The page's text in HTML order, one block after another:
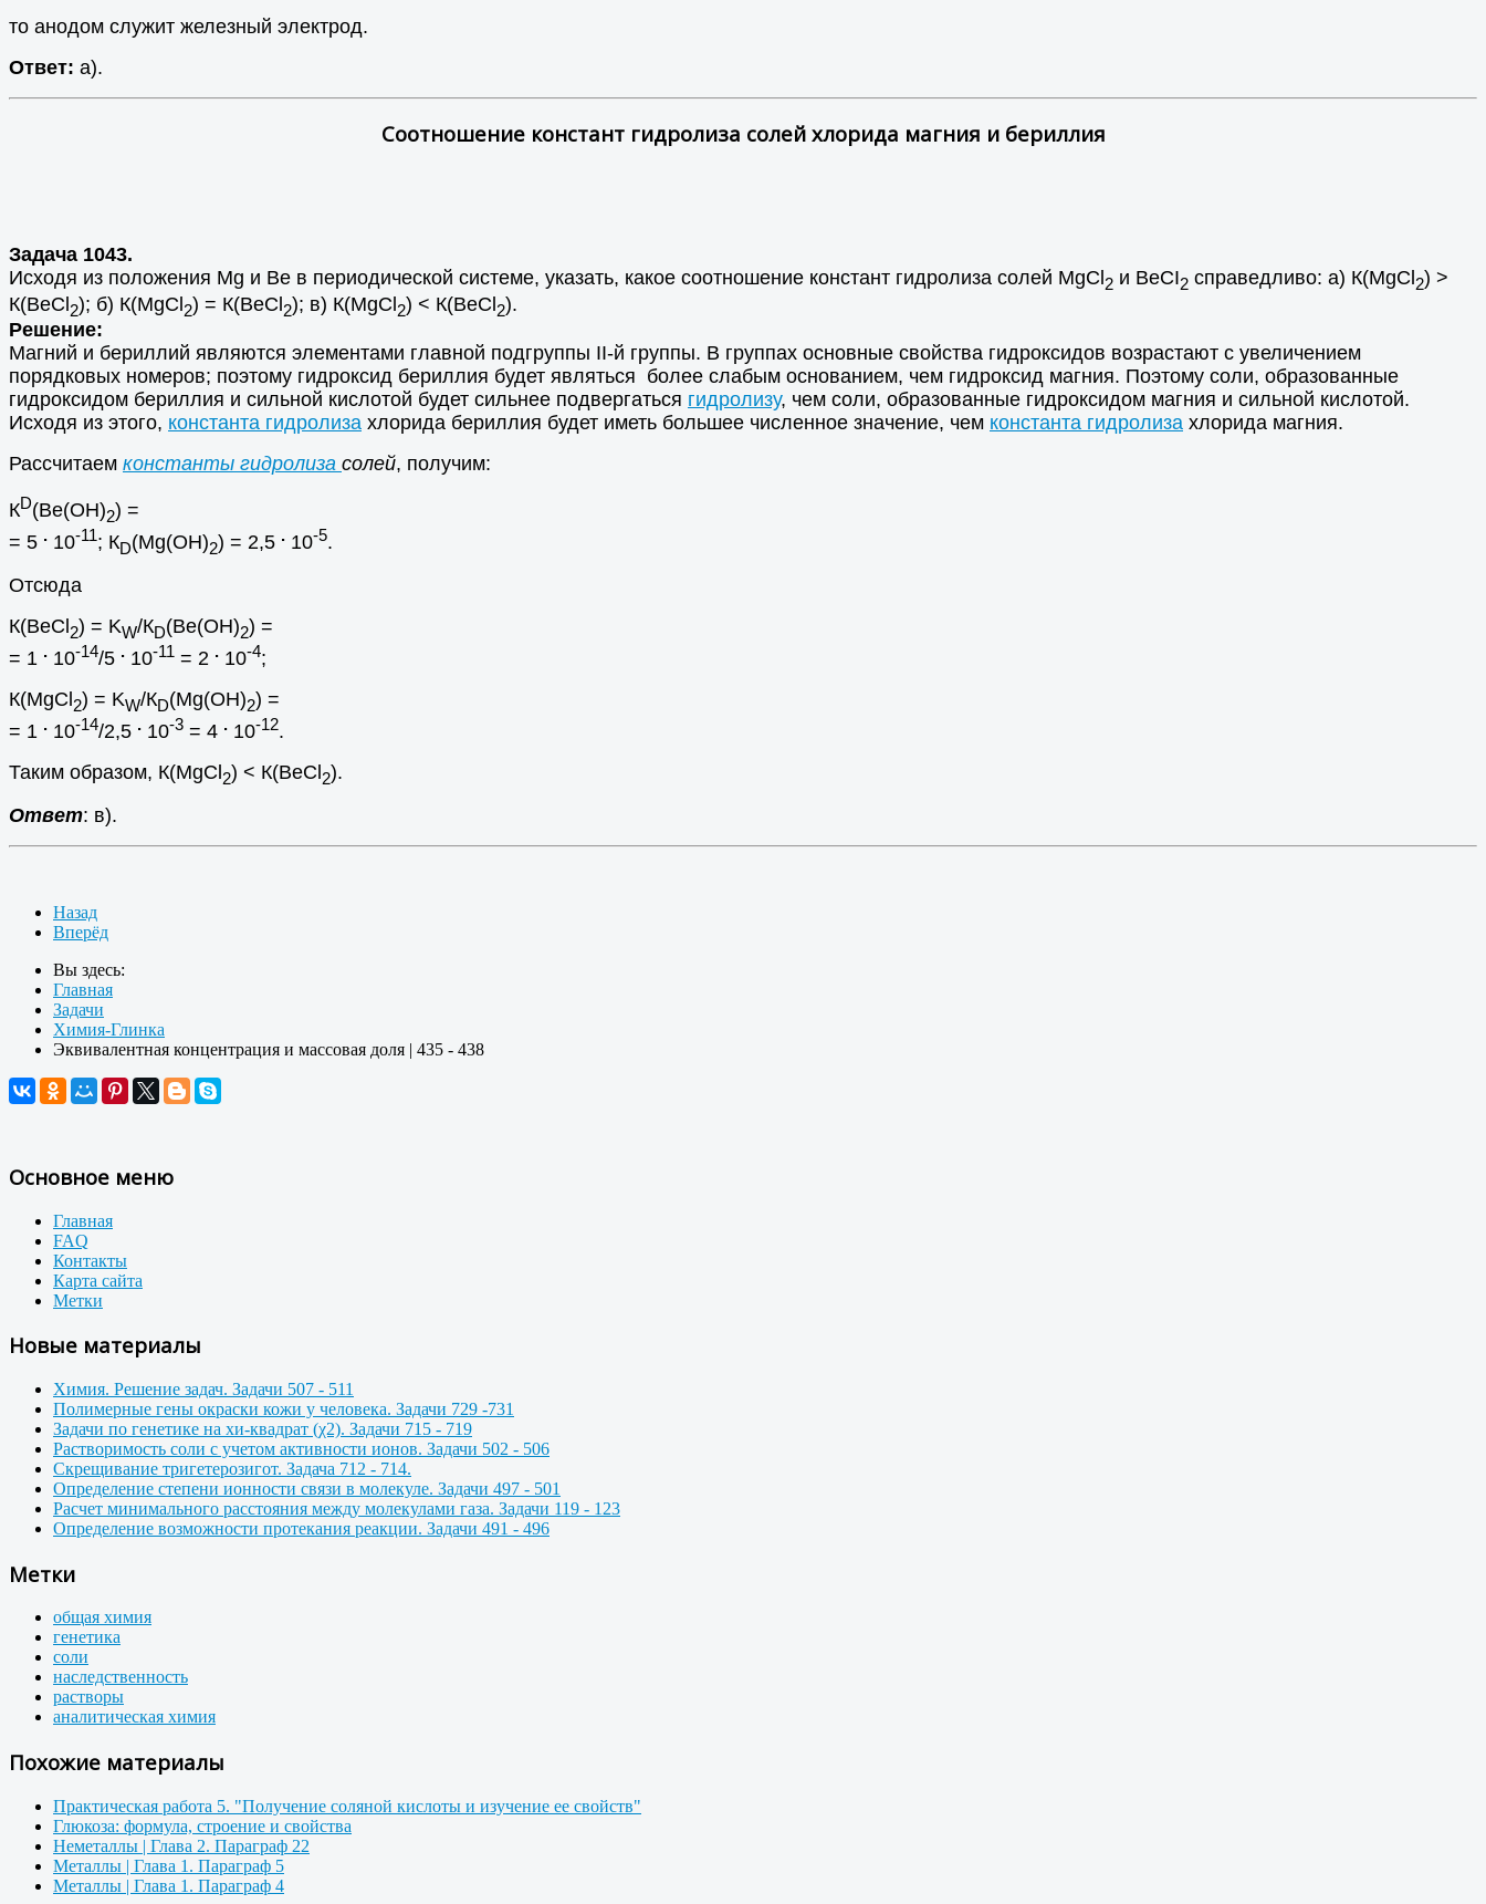
то анодом служит железный электрод.
Ответ: а).
Соотношение констант гидролиза солей хлорида магния и бериллия
Задача 1043.
Исходя из положения Mg и Ве в периодической системе, указать, какое соотношение констант гидролиза солей МgCl2 и ВеСI2 справедливо: а) К(МgCl2) >
К(BeCl2); б) К(МgCl2) = К(BeCl2); в) К(МgCl2) < К(BeCl2).
Решение:
Магний и бериллий являются элементами главной подгруппы II-й группы. В группах основные свойства гидроксидов возрастают с увеличением
порядковых номеров; поэтому гидроксид бериллия будет являться более слабым основанием, чем гидроксид магния. Поэтому соли, образованные
гидроксидом бериллия и сильной кислотой будет сильнее подвергаться гидролизу, чем соли, образованные гидроксидом магния и сильной кислотой.
Исходя из этого, константа гидролиза хлорида бериллия будет иметь большее численное значение, чем константа гидролиза хлорида магния.
Рассчитаем константы гидролиза солей, получим:
КD(Be(OH)2) =
= 5 . 10-11; КD(Mg(OH)2) = 2,5 . 10-5.
Отсюда
К(BeCl 2) = KW/КD(Be(OH)2) =
= 1 . 10-14/5 . 10-11 = 2 . 10-4;
К(MgCl2) = KW/КD(Mg(OH)2) =
= 1 . 10-14/2,5 . 10-3 = 4 . 10-12.
Таким образом, К(МgCl2) < К(BeCl2).
Ответ: в).
Назад
Вперёд
Вы здесь:
Главная
Задачи
Химия-Глинка
Эквивалентная концентрация и массовая доля | 435 - 438
Основное меню
Главная
FAQ
Контакты
Карта сайта
Метки
Новые материалы
Химия. Решение задач. Задачи 507 - 511
Полимерные гены окраски кожи у человека. Задачи 729 -731
Задачи по генетике на хи-квадрат (χ2). Задачи 715 - 719
Растворимость соли с учетом активности ионов. Задачи 502 - 506
Скрещивание тригетерозигот. Задача 712 - 714.
Определение степени ионности связи в молекуле. Задачи 497 - 501
Расчет минимального расстояния между молекулами газа. Задачи 119 - 123
Определение возможности протекания реакции. Задачи 491 - 496
Метки
общая химия
генетика
соли
наследственность
растворы
аналитическая химия
Похожие материалы
Практическая работа 5. "Получение соляной кислоты и изучение ее свойств"
Глюкоза: формула, строение и свойства
Неметаллы | Глава 2. Параграф 22
Металлы | Глава 1. Параграф 5
Металлы | Глава 1. Параграф 4